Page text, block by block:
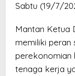
Sabtu (19/7/
Mantan Ketua
memiliki peran
perekonomian
tenaga kerja